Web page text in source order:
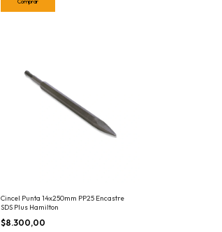
Cincel Punta 14x250mm PP25 Encastre
SDS Plus Hamilton
$8.300,00